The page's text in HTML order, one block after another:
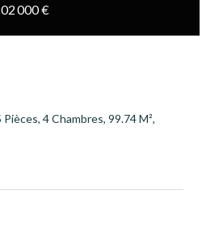
000 €
4 Chambres, 99.74 M²,